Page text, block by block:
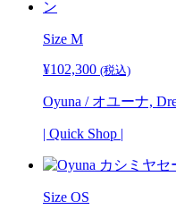
Size M
¥102,300 (税込)
Oyuna / オユーナ,
| Quick Shop |
Size OS